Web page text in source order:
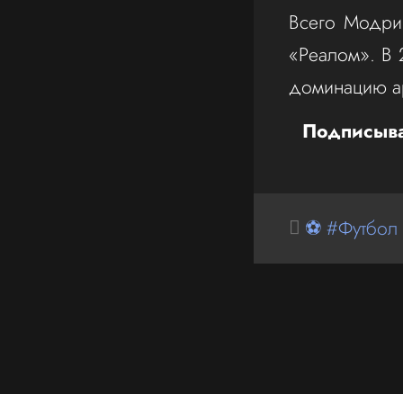
Всего
«Реалом». В
доминацию
⚽ #Футбол